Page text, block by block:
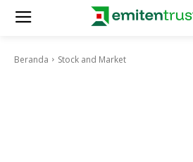
Beranda Stock and Market